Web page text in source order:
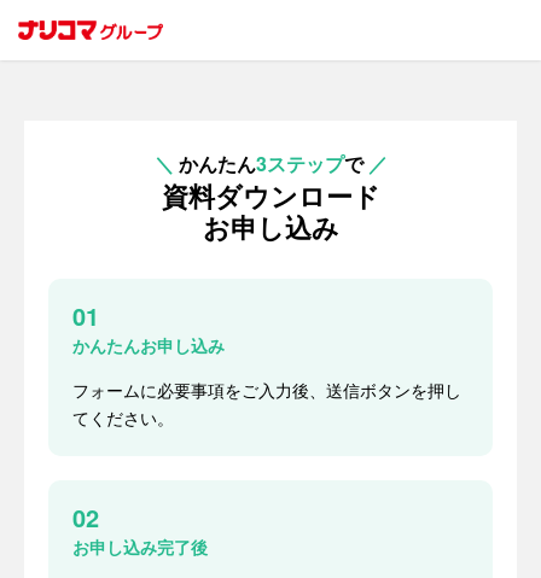
＼ かんたん3ステップで ／
資料ダウンロード
お申し込み
01
かんたんお申し込み
フォームに必要事項をご入力後、送信ボタンを押し
てください。
02
お申し込み完了後